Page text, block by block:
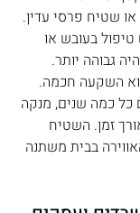
שטיח פרסי עדין.
בעובש או
גבוהה יותר.
השקעה חכמה.
כמה שנים, מנקה
זמן. השטיח
בבית משתנה